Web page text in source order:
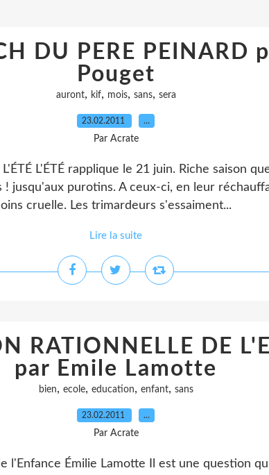
DU PERE PEINARD
Pouget
auront, kif, mois, sans, sera
23.02.2011 …
Par Acrate
L'ÉTÉ rapplique le 21 juin. Riche saison
! jusqu'aux purotins. A ceux-ci, en leur
cruelle. Les trimardeurs s'essaiment...
Lire la suite
RATIONNELLE DE
par Emile Lamotte
bien, ecole, education, enfant, sans
23.02.2011 …
Par Acrate
l'Enfance Émilie Lamotte Il est une question